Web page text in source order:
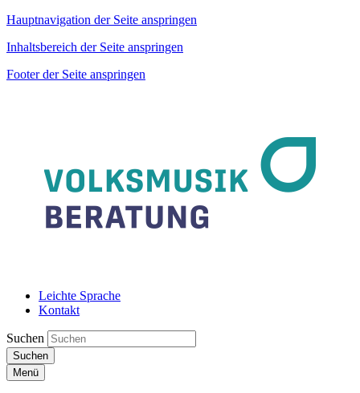
Hauptnavigation der Seite anspringen
Inhaltsbereich der Seite anspringen
Footer der Seite anspringen
Leichte Sprache
Kontakt
Suchen
Suchen
Menü